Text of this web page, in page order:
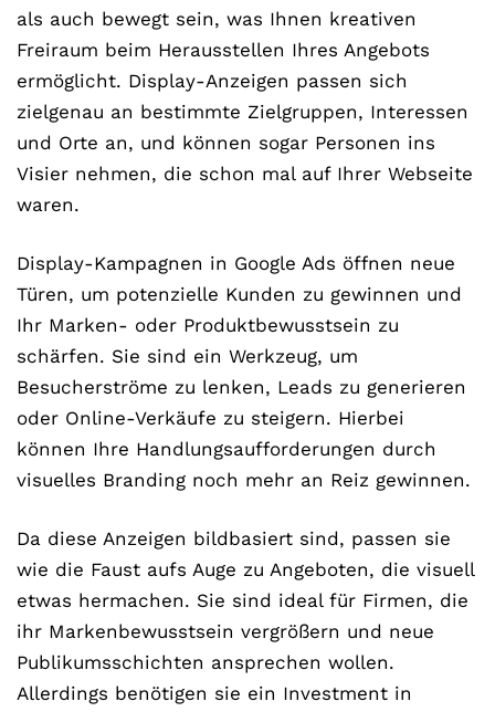
als auch bewegt sein, was Ihnen kreativen
Freiraum beim Herausstellen Ihres Angebots
ermöglicht. Display-Anzeigen passen sich
zielgenau an bestimmte Zielgruppen, Interessen
und Orte an, und können sogar Personen ins
Visier nehmen, die schon mal auf Ihrer Webseite
waren.
Display-Kampagnen in Google Ads öffnen neue
Türen, um potenzielle Kunden zu gewinnen und
Ihr Marken- oder Produktbewusstsein zu
schärfen. Sie sind ein Werkzeug, um
Besucherströme zu lenken, Leads zu generieren
oder Online-Verkäufe zu steigern. Hierbei
können Ihre Handlungsaufforderungen durch
visuelles Branding noch mehr an Reiz gewinnen.
Da diese Anzeigen bildbasiert sind, passen sie
wie die Faust aufs Auge zu Angeboten, die visuell
etwas hermachen. Sie sind ideal für Firmen, die
ihr Markenbewusstsein vergrößern und neue
Publikumsschichten ansprechen wollen.
Allerdings benötigen sie ein Investment in